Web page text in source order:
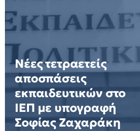
Νέες τετραετείς
αποσπάσεις
εκπαιδευτικών στο
ΙΕΠ με υπογραφή
Σοφίας Ζαχαράκη